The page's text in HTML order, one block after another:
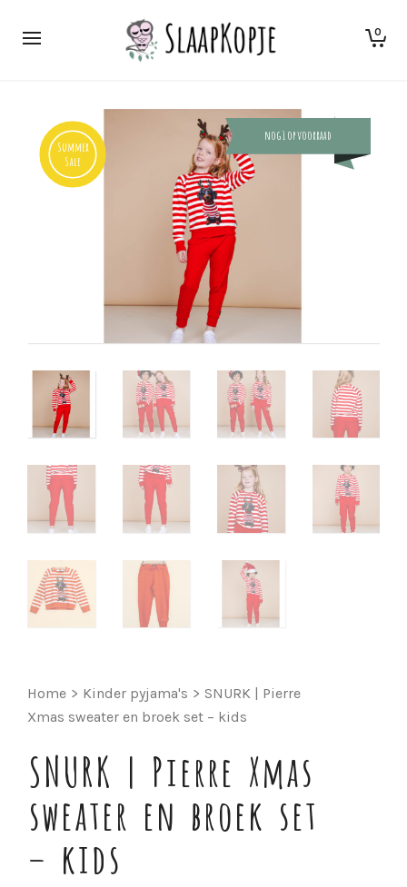
0
Summer
Sale
nog 1 op voorraad
Home > Kinder pyjama's > SNURK | Pierre
Xmas sweater en broek set – kids
SNURK | Pierre Xmas
sweater en broek set
– kids